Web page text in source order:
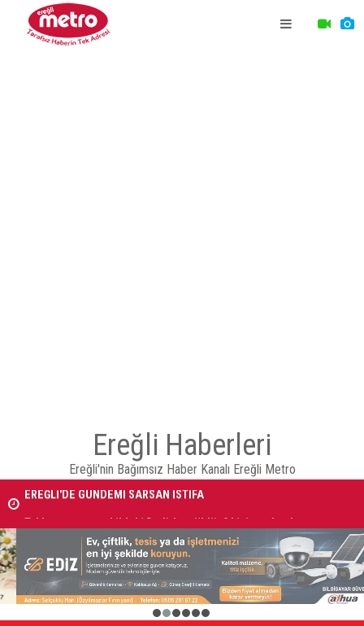
Ereğli Haberleri
Ereğli'nin Bağımsız Haber Kanalı Ereğli Metro
EREĞLİ'DE GÜNDEMİ SARSAN İSTİFA
2 3 4 5 6